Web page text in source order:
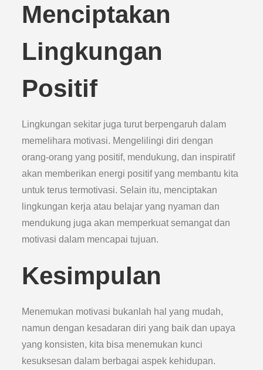
Menciptakan
Lingkungan
Positif
Lingkungan sekitar juga turut berpengaruh dalam
memelihara motivasi. Mengelilingi diri dengan
orang-orang yang positif, mendukung, dan inspiratif
akan memberikan energi positif yang membantu kita
untuk terus termotivasi. Selain itu, menciptakan
lingkungan kerja atau belajar yang nyaman dan
mendukung juga akan memperkuat semangat dan
motivasi dalam mencapai tujuan.
Kesimpulan
Menemukan motivasi bukanlah hal yang mudah,
namun dengan kesadaran diri yang baik dan upaya
yang konsisten, kita bisa menemukan kunci
kesuksesan dalam berbagai aspek kehidupan.